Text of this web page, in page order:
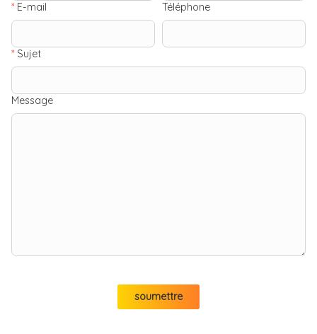
* E-mail Téléphone
* Sujet
Message
soumettre